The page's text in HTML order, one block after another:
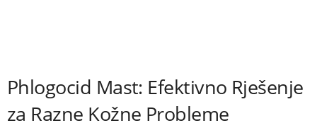
Phlogocid Mast: Efektivno Rješenje
za Razne Kožne Probleme